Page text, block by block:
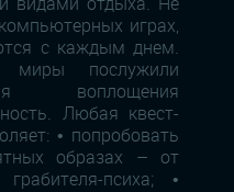
играх,
с каждым днем.
миры послужили
воплощения
Любая квест-
• попробовать
образах – от
психа; •